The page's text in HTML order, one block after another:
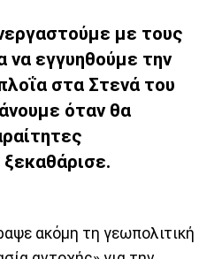
με τους
να εγγυηθούμε την
στα Στενά του
όταν θα
ακόμη τη γεωπολιτική